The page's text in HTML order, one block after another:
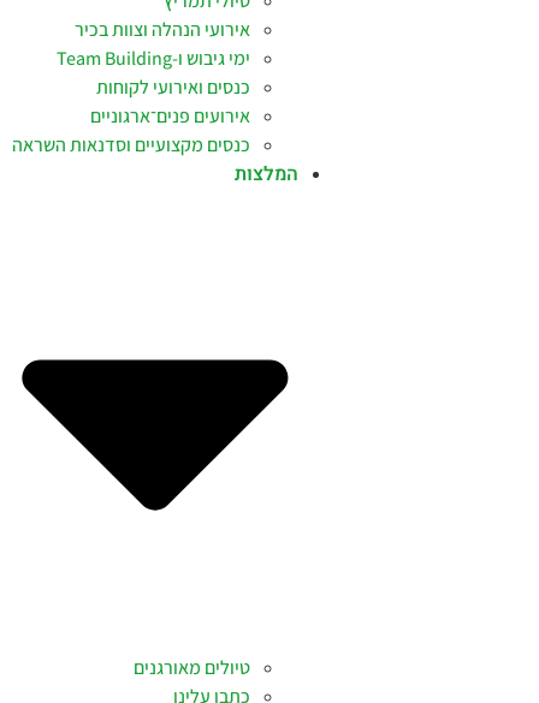
אירועי הנהלה וצוות בכיר
ימי גיבוש ו-Team Building
כנסים ואירועי לקוחות
אירועים פנים־ארגוניים
כנסים מקצועיים וסדנאות השראה
המלצות
טיולים מאורגנים
כתבו עלינו